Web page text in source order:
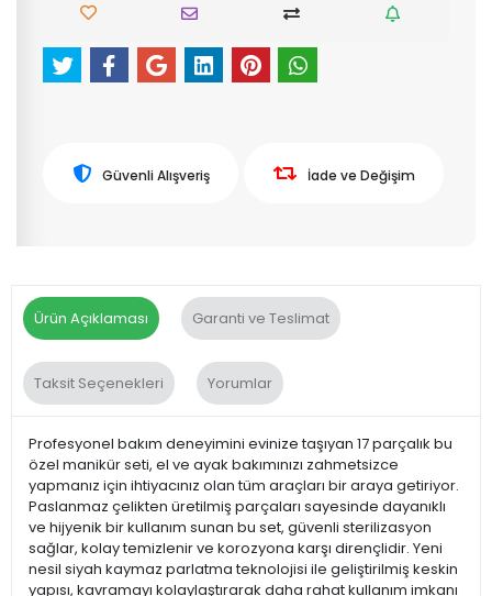
Güvenli Alışveriş İade ve Değişim
Ürün Açıklaması Garanti ve Teslimat
Taksit Seçenekleri Yorumlar
Profesyonel bakım deneyimini evinize taşıyan 17 parçalık bu
özel manikür seti, el ve ayak bakımınızı zahmetsizce
yapmanız için ihtiyacınız olan tüm araçları bir araya getiriyor.
Paslanmaz çelikten üretilmiş parçaları sayesinde dayanıklı
ve hijyenik bir kullanım sunan bu set, güvenli sterilizasyon
sağlar, kolay temizlenir ve korozyona karşı dirençlidir. Yeni
nesil siyah kaymaz parlatma teknolojisi ile geliştirilmiş keskin
yapısı, kavramayı kolaylaştırarak daha rahat kullanım imkanı